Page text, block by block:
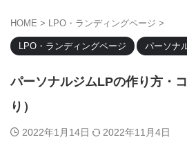
HOME > LPO・ランディングページ >
LPO・ランディングページ パーソナ
パーソナルジムLPの作り方・
り）
2022年1月14日 2022年11月4日